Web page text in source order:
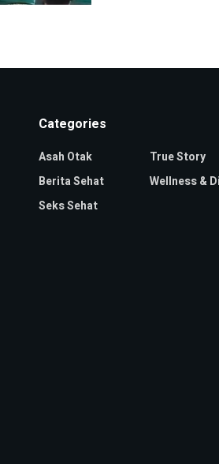
Categories
Asah Otak
Berita Sehat
Seks Sehat
True Story
Wellness &